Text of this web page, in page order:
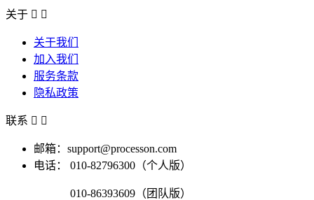
关于  
关于我们
加入我们
服务条款
隐私政策
联系  
邮箱：support@processon.com
电话：
010-82796300（个人版）
010-86393609（团队版）